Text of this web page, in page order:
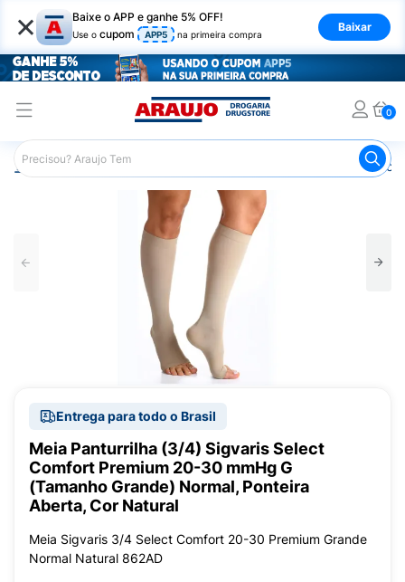
× Baixe o APP e ganhe 5% OFF!
Use o cupom APP5 na primeira compra
Baixar
0
Araujo Saúde e Bem Estar Meia de
Entrega para todo o Brasil
Meia Panturrilha (3/4) Sigvaris Select
Comfort Premium 20-30 mmHg G
(Tamanho Grande) Normal, Ponteira
Aberta, Cor Natural
Meia Sigvaris 3/4 Select Comfort 20-30 Premium Grande
Normal Natural 862AD